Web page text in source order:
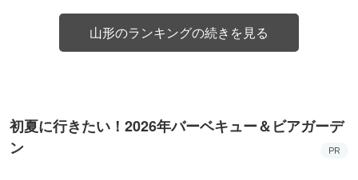
山形のランキングの続きを見る
初夏に行きたい！2026年バーベキュー＆ビアガーデ
ン
PR